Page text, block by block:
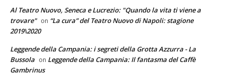
Al Teatro Nuovo, Seneca e Lucrezio: "Quando la vita ti viene a
trovare" on “La cura” del Teatro Nuovo di Napoli: stagione
2019\2020
Leggende della Campania: i segreti della Grotta Azzurra - La
Bussola on Leggende della Campania: Il fantasma del Caffè
Gambrinus